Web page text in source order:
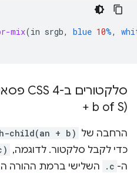
mix(in srgb, blue 10%,
סלקטורים ב-CSS 4 פסאודו-סיווג :
+ b of S)
הרחבה של child(an + b)
כדי לקבל סלקטור. לדוגמה,
ה- .c
השלישי ברמת ההורה